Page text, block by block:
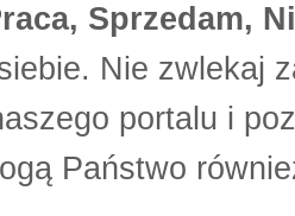
Sprzedam,
Nie zwlekaj
portalu i
Państwo